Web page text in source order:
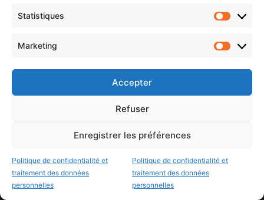
Statistiques
Marketing
Accepter
Refuser
Enregistrer les préférences
Politique de confidentialité et
traitement des données
personnelles
Politique de confidentialité et
traitement des données
personnelles
Histoire de Metz
Résultats des élections municipales 2026 (Metz, Moselle,
Sentier des lanternes
Newsletter gratuite